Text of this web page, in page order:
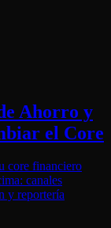
Ahorro y
el Core
core financiero
canales
y reportería